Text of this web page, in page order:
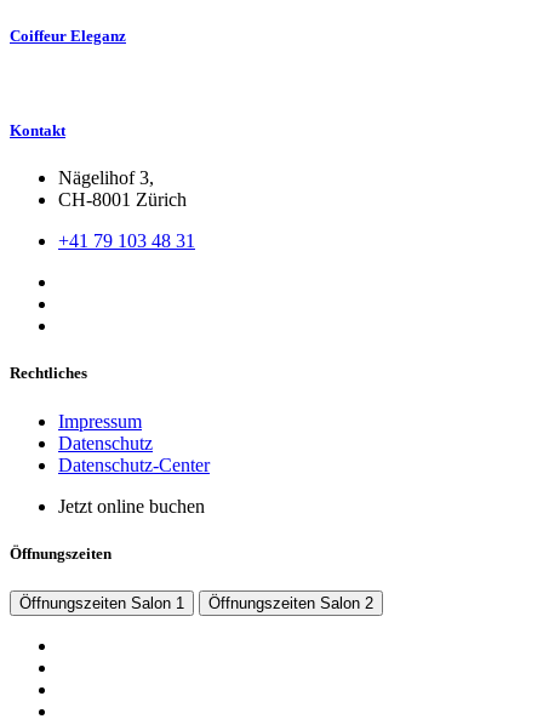
Coiffeur Eleganz
Kontakt
Nägelihof 3,
CH-8001 Zürich
+41 79 103 48 31
Rechtliches
Impressum
Datenschutz
Datenschutz-Center
Jetzt online buchen
Öffnungszeiten
Öffnungszeiten Salon 1 Öffnungszeiten Salon 2